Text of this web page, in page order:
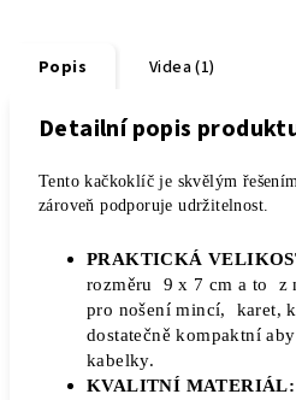
Popis Videa (1)
Detailní popis
Tento kačkoklíč je skvělým
zároveň podporuje udržitelnost.
PRAKTICKÁ
rozměru 9 x 7 cm a to z
pro nošení mincí, karet,
dostatečně kompaktní
kabelky.
KVALITNÍ MATERIÁL: